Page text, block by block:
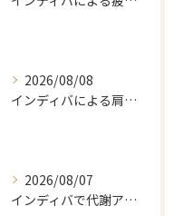
2026/08/08
インディバによる肩コリ施術の効果と回数の目安を徹底解説
2026/08/07
インディバで代謝アップ体験効果とビフォーアフター徹底解説